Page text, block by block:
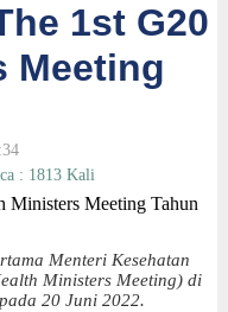
1st G20
Meeting
: 1813 Kali
Menteri Kesehatan
Ministers Meeting) di
20 Juni 2022.